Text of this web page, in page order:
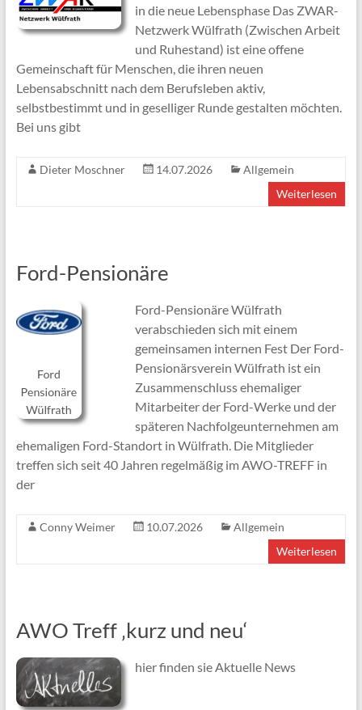
in die neue Lebensphase Das ZWAR-
Netzwerk Wülfrath (Zwischen Arbeit
und Ruhestand) ist eine offene
Gemeinschaft für Menschen, die ihren neuen
Lebensabschnitt nach dem Berufsleben aktiv,
selbstbestimmt und in geselliger Runde gestalten möchten.
Bei uns gibt
Dieter Moschner 14.07.2026
Allgemein
Weiterlesen
Ford-Pensionäre
Ford-Pensionäre Wülfrath
verabschieden sich mit einem
gemeinsamen internen Fest Der Ford-
Pensionärsverein Wülfrath ist ein
Zusammenschluss ehemaliger
Mitarbeiter der Ford-Werke und der
späteren Nachfolgeunternehmen am
ehemaligen Ford-Standort in Wülfrath. Die Mitglieder
treffen sich seit 40 Jahren regelmäßig im AWO-TREFF in
der
Conny Weimer 10.07.2026
Allgemein
Weiterlesen
AWO Treff ‚kurz und neu‘
hier finden sie Aktuelle News